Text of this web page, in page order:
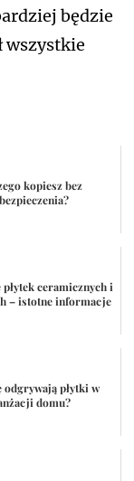
będzie
wszystkie
kopiesz bez
ceramicznych i
– istotne informacje
odgrywają płytki w
domu?